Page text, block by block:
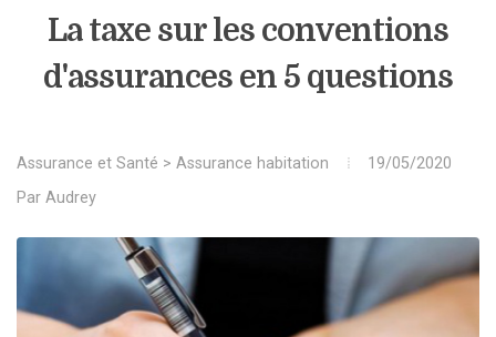
La taxe sur les conventions
d'assurances en 5 questions
Assurance et Santé > Assurance habitation
19/05/2020
Par Audrey